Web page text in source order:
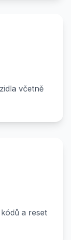
včetně
a reset